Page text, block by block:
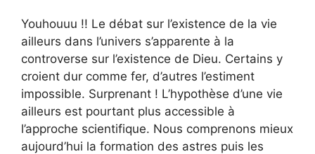
Youhouuu !! Le débat sur l’existence de la vie
ailleurs dans l’univers s’apparente à la
controverse sur l’existence de Dieu. Certains y
croient dur comme fer, d’autres l’estiment
impossible. Surprenant ! L’hypothèse d’une vie
ailleurs est pourtant plus accessible à
l’approche scientifique. Nous comprenons mieux
aujourd’hui la formation des astres puis les